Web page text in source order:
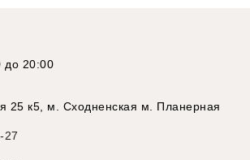
до 20:00
25 к5, м. Сходненская м. Планерная
27